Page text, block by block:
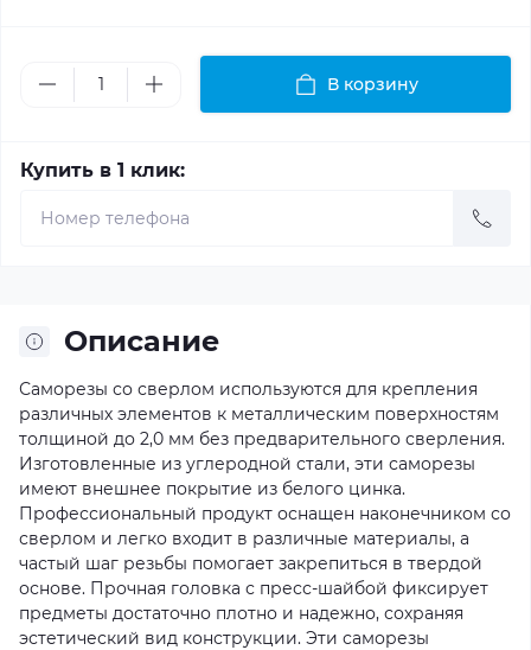
В корзину
Купить в 1 клик:
Описание
Саморезы со сверлом используются для крепления
различных элементов к металлическим поверхностям
толщиной до 2,0 мм без предварительного сверления.
Изготовленные из углеродной стали, эти саморезы
имеют внешнее покрытие из белого цинка.
Профессиональный продукт оснащен наконечником со
сверлом и легко входит в различные материалы, а
частый шаг резьбы помогает закрепиться в твердой
основе. Прочная головка с пресс-шайбой фиксирует
предметы достаточно плотно и надежно, сохраняя
эстетический вид конструкции. Эти саморезы